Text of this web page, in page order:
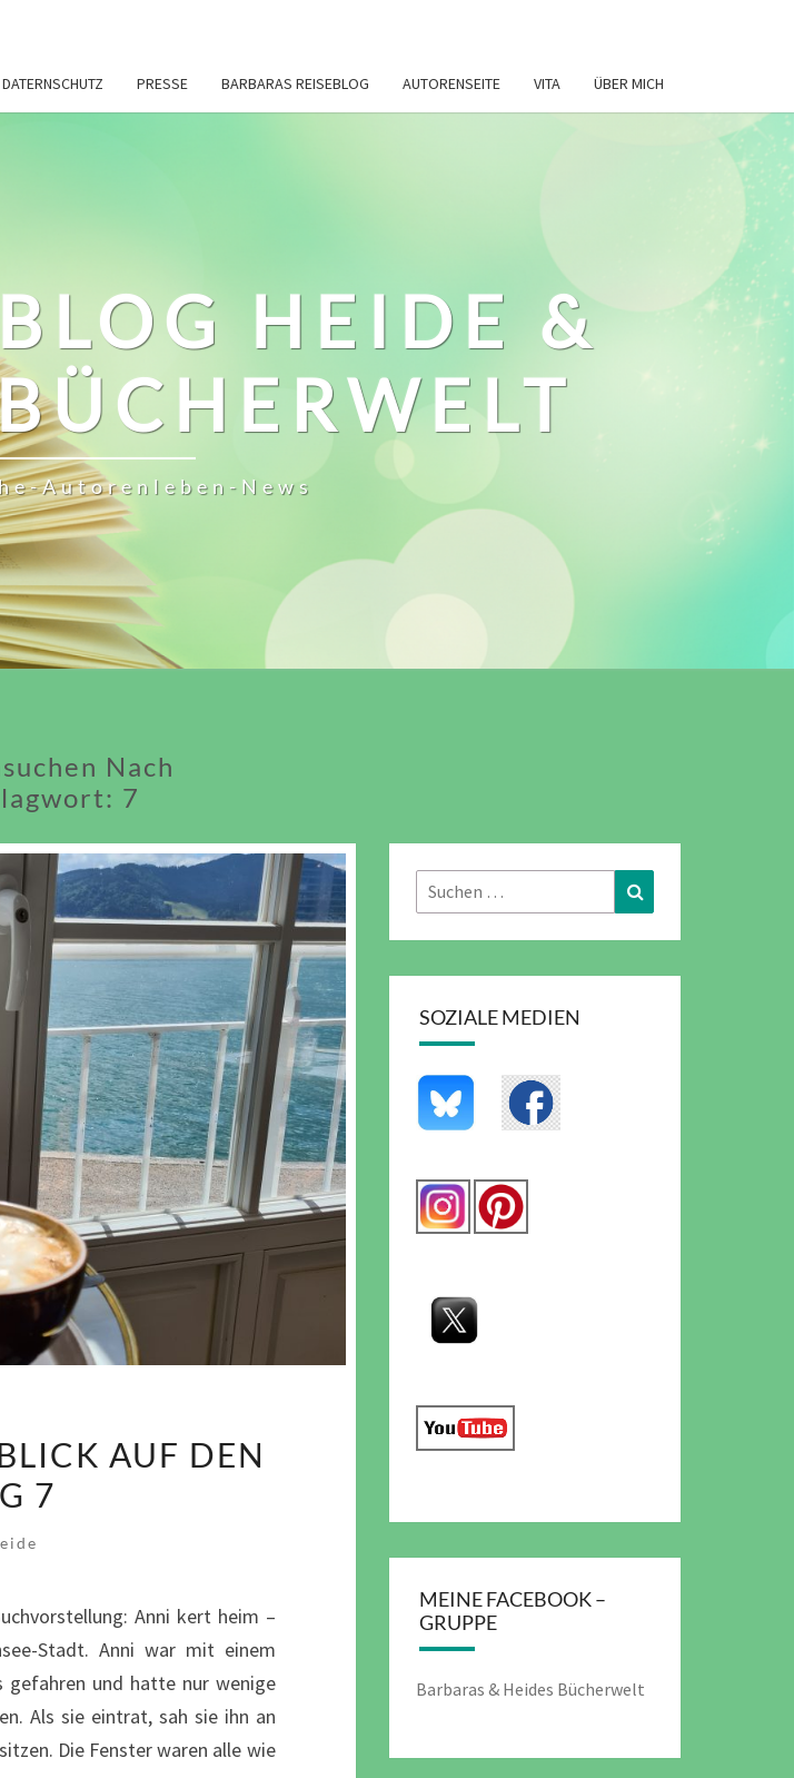
DATERNSCHUTZ PRESSE BARBARAS REISEBLOG AUTORENSEITE VITA ÜBER MICH
HEIDE &
Autorenleben-News
Nach
7
AUF DEN
7
Anni kert heim –
Stadt. Anni war mit einem
gefahren und hatte nur wenige
Als sie eintrat, sah sie ihn an
Die Fenster waren alle wie
Suchen
nach:
SOZIALE MEDIEN
MEINE FACEBOOK –
GRUPPE
Barbaras & Heides Bücherwelt